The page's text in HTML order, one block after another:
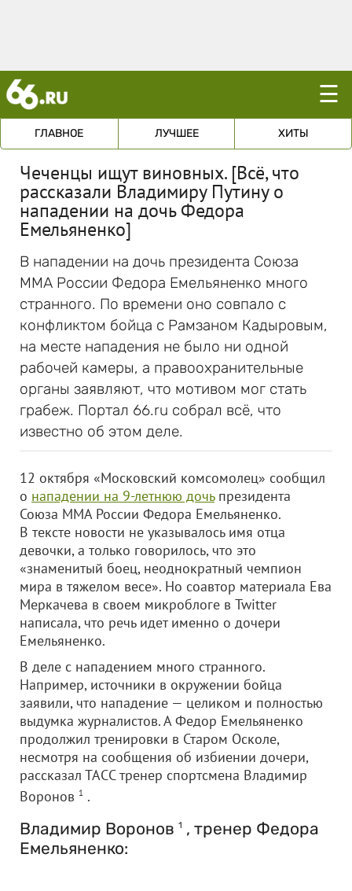
☰
ГЛАВНОЕ ЛУЧШЕЕ ХИТЫ
Чеченцы ищут виновных. [Всё, что
рассказали Владимиру Путину о
нападении на дочь Федора
Емельяненко]
В нападении на дочь президента Союза
ММА России Федора Емельяненко много
странного. По времени оно совпало с
конфликтом бойца с Рамзаном Кадыровым,
на месте нападения не было ни одной
рабочей камеры, а правоохранительные
органы заявляют, что мотивом мог стать
грабеж. Портал 66.ru собрал всё, что
известно об этом деле.
12 октября «Московский комсомолец» сообщил
о нападении на 9-летнюю дочьпрезидента
Союза ММА России Федора Емельяненко.
В тексте новости не указывалось имя отца
девочки, а только говорилось, что это
«знаменитый боец, неоднократный чемпион
мира в тяжелом весе». Но соавтор материала Ева
Меркачева в своем микроблоге в Twitter
написала, что речь идет именно о дочери
Емельяненко.
В деле с нападением много странного.
Например, источники в окружении бойца
заявили, что нападение — целиком и полностью
выдумка журналистов. А Федор Емельяненко
продолжил тренировки в Старом Осколе,
несмотря на сообщения об избиении дочери,
рассказал ТАСС тренер спортсмена Владимир
Воронов 1 .
Владимир Воронов 1 , тренер Федора
Емельяненко: